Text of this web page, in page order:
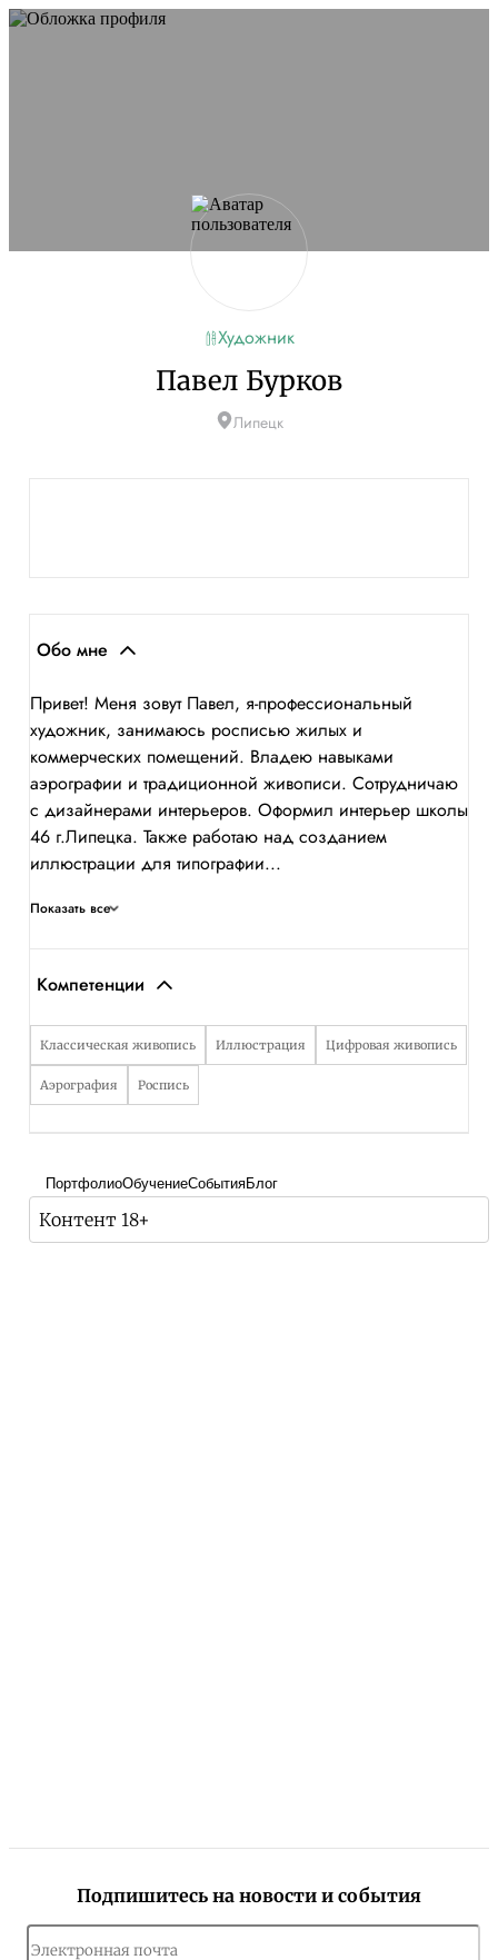
Художник
Павел Бурков
Липецк
Обо мне
Привет! Меня зовут Павел, я-профессиональный
художник, занимаюсь росписью жилых и
коммерческих помещений. Владею навыками
аэрографии и традиционной живописи. Сотрудничаю
с дизайнерами интерьеров. Оформил интерьер школы
46 г.Липецка. Также работаю над созданием
иллюстрации для типографии...
Показать все
Компетенции
Классическая живопись Иллюстрация Цифровая живопись
Аэрография Роспись
ПортфолиоОбучениеСобытияБлог
Контент 18+
Подпишитесь на новости и события